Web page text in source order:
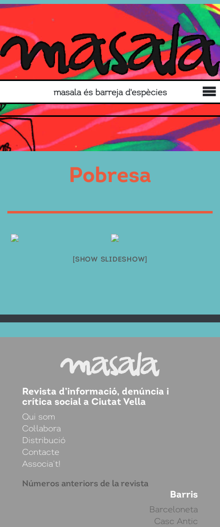
masala és barreja d'espècies
Pobresa
[SHOW SLIDESHOW]
Revista d’informació, denúncia i
crítica social a Ciutat Vella
Qui som
Col·labora
Distribució
Contacte
Associa’t!
Números anteriors de la revista
Barris
Barceloneta
Casc Antic